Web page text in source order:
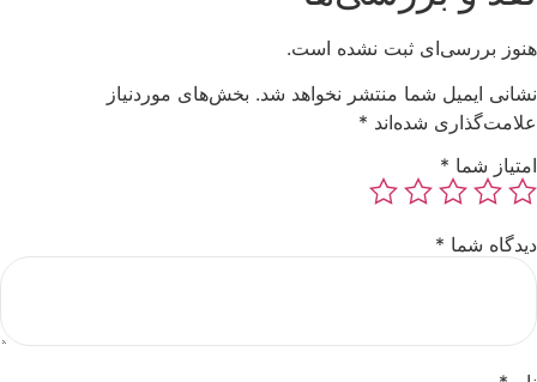
هنوز بررسی‌ای ثبت نشده است.
نشانی ایمیل شما منتشر نخواهد شد. بخش‌های موردنیاز
علامت‌گذاری شده‌اند *
امتیاز شما *
دیدگاه شما *